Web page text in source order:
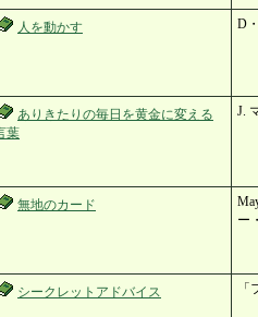
人を動かす D
ありきたりの毎日を黄金に変える
葉
J.
無地のカード
ー
シークレットアドバイス